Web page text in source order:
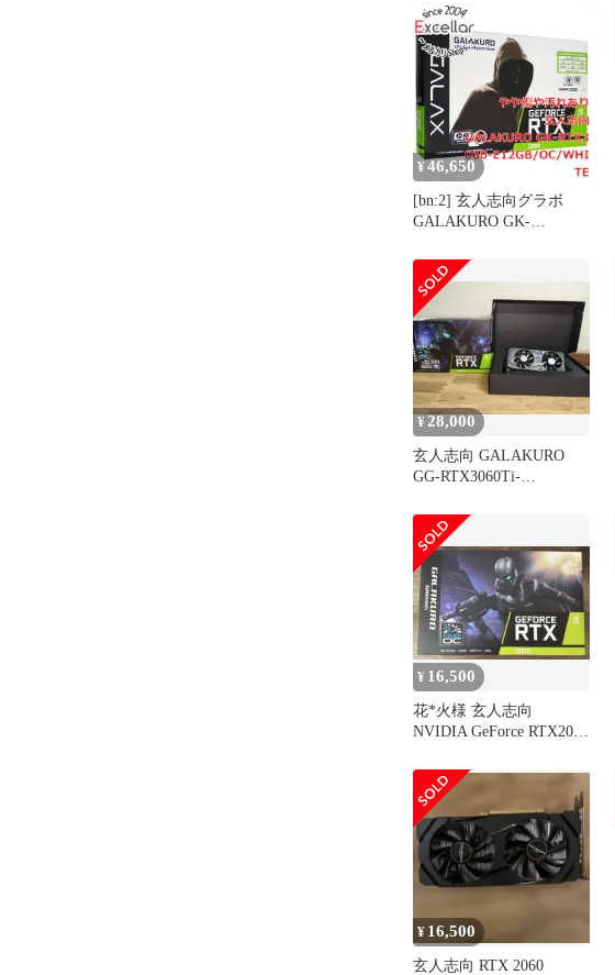
¥46,650
[bn:2] 玄人志向グラボ
GALAKURO GK-
E12GB/OC/WHITE
PCIExp 12GB 元箱あり
¥ 28,000
玄人志向 GALAKURO
GG-RTX3060Ti-
¥ 16,500
花*火様 玄人志向
NVIDIA GeForce RTX2060
¥ 16,500
玄人志向 RTX 2060